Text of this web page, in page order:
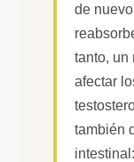
de
tanto, un
afectar
también